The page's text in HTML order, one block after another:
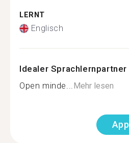
LERNT
Englisch
Idealer Sprachlernpartner
Open minde...Mehr lesen